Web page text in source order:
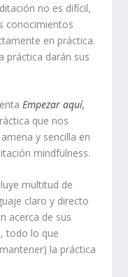
no es difícil,
conocimientos
en práctica.
práctica darán sus
Empezar aquí,
que nos
y sencilla en
mindfulness.
multitud de
claro y directo
acerca de sus
todo lo que
la práctica